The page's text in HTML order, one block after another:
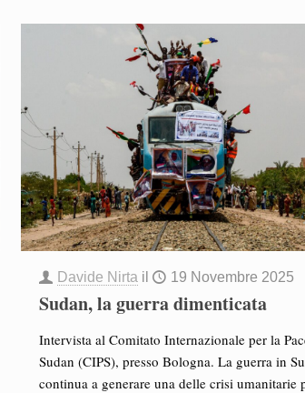
Davide Nirta il 19 Novembre 2025
Sudan, la guerra dimenticata
Intervista al Comitato Internazionale per la
Sudan (CIPS), presso Bologna. La guerra in
continua a generare una delle crisi umanitarie